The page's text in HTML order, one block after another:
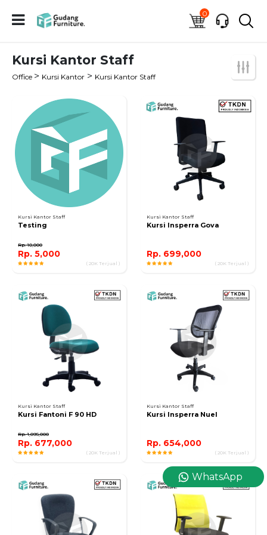
0
Kursi Kantor Staff
Office > Kursi Kantor > Kursi Kantor Staff
Kursi Kantor Staff
Testing
Rp. 10,000
Rp. 5,000
( 20K Terjual )
Kursi Kantor Staff
Kursi Insperra Gova
Rp. 699,000
( 20K Terjual )
Kursi Kantor Staff
Kursi Fantoni F 90 HD
Rp. 1,095,000
Rp. 677,000
( 20K Terjual )
Kursi Kantor Staff
Kursi Insperra Nuel
Rp. 654,000
( 20K Terjual )
WhatsApp